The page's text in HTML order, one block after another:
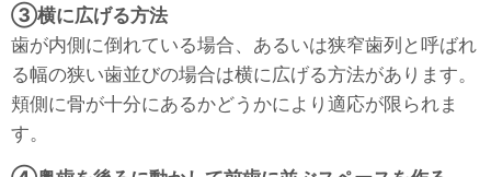
③横に広げる方法
歯が内側に倒れている場合、あるいは狭窄歯列と呼ばれ
る幅の狭い歯並びの場合は横に広げる方法があります。
頬側に骨が十分にあるかどうかにより適応が限られま
す。